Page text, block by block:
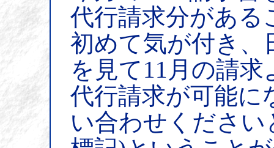
代行請求分がある
初めて気が付き、
を見て11月の請求
代行請求が可能に
い合わせください